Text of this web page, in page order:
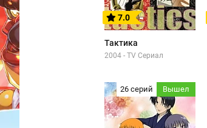
7.0
Тактика
2004 - TV Сериал
26 серий Вышел